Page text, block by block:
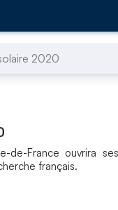
2020
de-France ouvrira
français.